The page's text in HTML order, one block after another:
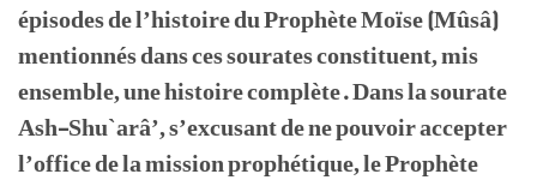
épisodes de l’histoire du Prophète Moïse (Mûsâ)
mentionnés dans ces sourates constituent, mis
ensemble, une histoire complète. Dans la sourate
Ash-Shu`arâ’, s’excusant de ne pouvoir accepter
l’office de la mission prophétique, le Prophète